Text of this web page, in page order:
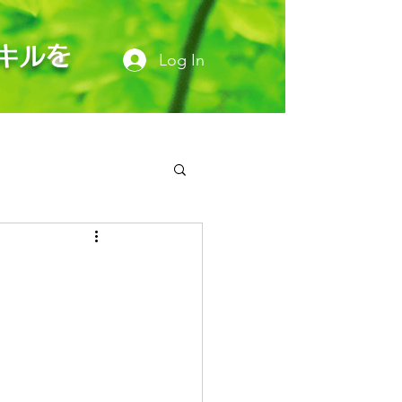
ルを Log In